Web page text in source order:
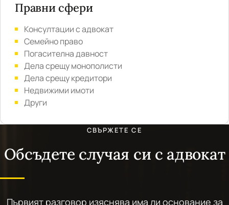
Правни сфери
Консултации с адвокат
Семейно право
Погасителна давност
Дела срещу монополисти
Дела срещу кредитори
Недвижими имоти
Други
СВЪРЖЕТЕ СЕ
Обсъдете случая си с адвокат
Първият разговор изяснява има ли основание за